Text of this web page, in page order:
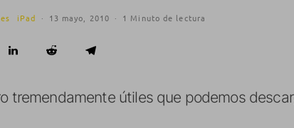
iPad · 13 mayo, 2010 · 1 Minuto de lectura
tremendamente útiles que podemos